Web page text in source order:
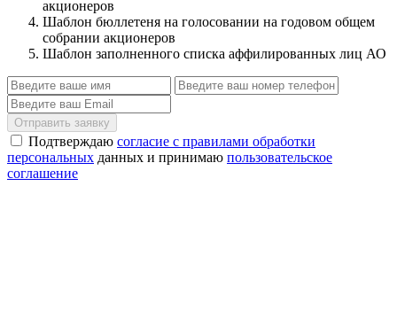
акционеров
Шаблон бюллетеня на голосовании на годовом общем
собрании акционеров
Шаблон заполненного списка аффилированных лиц АО
Отправить заявку
Подтверждаю согласие с правилами обработки
персональных данных и принимаю пользовательское
соглашение